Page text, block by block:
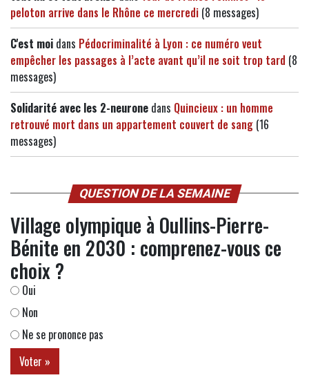
peloton arrive dans le Rhône ce mercredi (8 messages)
C'est moi dans Pédocriminalité à Lyon : ce numéro veut
empêcher les passages à l’acte avant qu’il ne soit trop tard (8
messages)
Solidarité avec les 2-neurone dans Quincieux : un homme
retrouvé mort dans un appartement couvert de sang (16
messages)
QUESTION DE LA SEMAINE
Village olympique à Oullins-Pierre-
Bénite en 2030 : comprenez-vous ce
choix ?
Oui
Non
Ne se prononce pas